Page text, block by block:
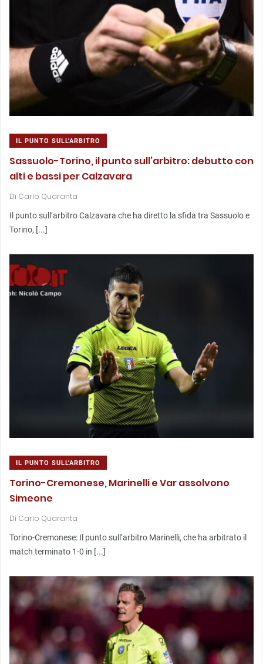
IL PUNTO SULL'ARBITRO
Sassuolo-Torino, il punto sull’arbitro: debutto con
alti e bassi per Calzavara
Di Carlo Quaranta
Il punto sull’arbitro Calzavara che ha diretto la sfida tra Sassuolo e
Torino, [...]
IL PUNTO SULL'ARBITRO
Torino-Cremonese, Marinelli e Var assolvono
Simeone
Di Carlo Quaranta
Torino-Cremonese: Il punto sull’arbitro Marinelli, che ha arbitrato il
match terminato 1-0 in [...]